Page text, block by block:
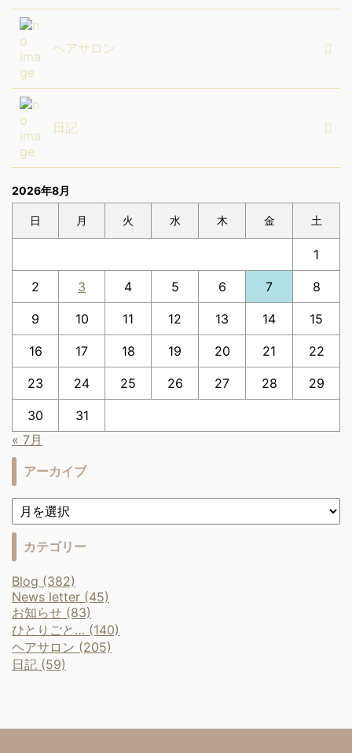
ヘアサロン
日記
2026年8月
日 月 火 水 木 金 土
1
2 3 4 5 6 7 8
9 10 11 12 13 14 15
16 17 18 19 20 21 22
23 24 25 26 27 28 29
30
31
« 7月
アーカイブ
カテゴリー
Blog (382)
News letter (45)
お知らせ (83)
ひとりごと… (140)
ヘアサロン (205)
日記 (59)